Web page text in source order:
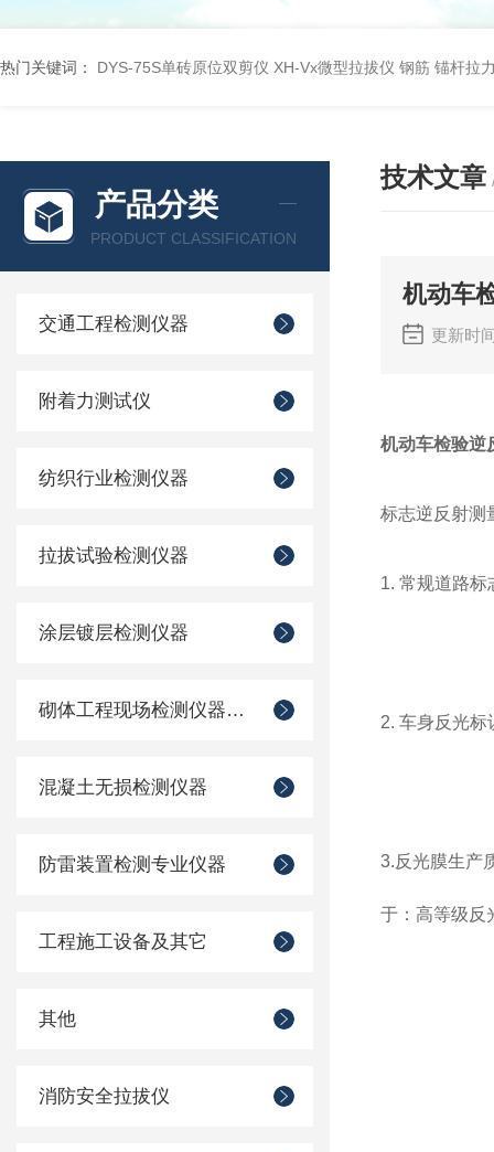
热门关键词： DYS-75S单砖原位双剪仪 XH-Vx微型拉拔仪 钢筋 锚杆拉
产品分类
PRODUCT CLASSIFICATION
交通工程检测仪器
附着力测试仪
纺织行业检测仪器
拉拔试验检测仪器
涂层镀层检测仪器
砌体工程现场检测仪器仪表
混凝土无损检测仪器
防雷装置检测专业仪器
工程施工设备及其它
其他
消防安全拉拔仪
技术文章
机动车
更新时
机动车检验逆
标志逆反射测
1. 常规道路
2. 车身反光
3.反光膜生产
于：高等级反